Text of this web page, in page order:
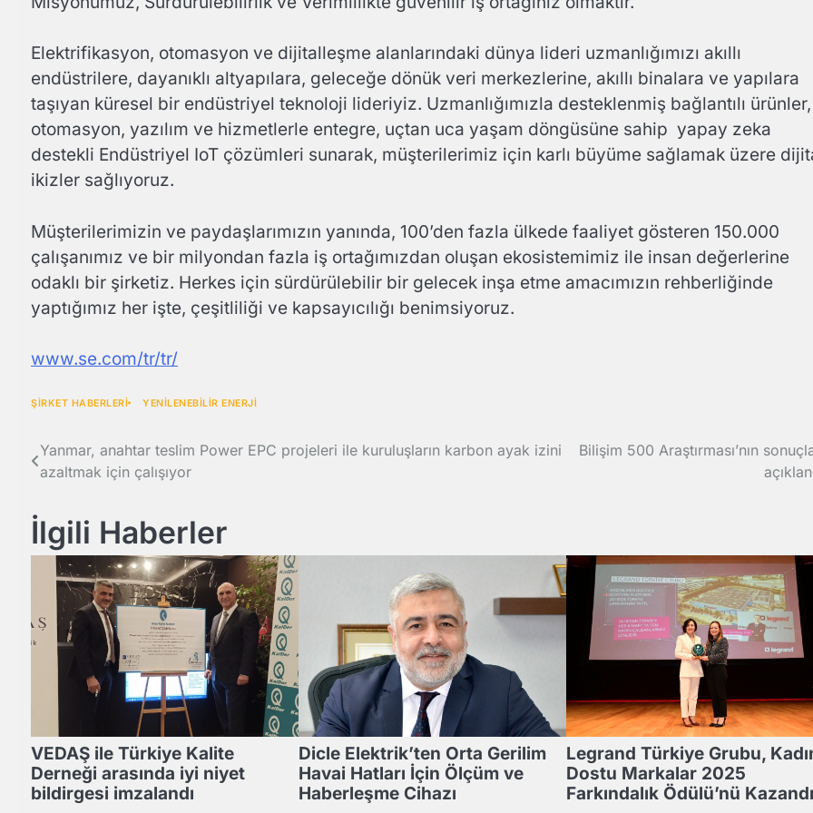
Elektrifikasyon, otomasyon ve dijitalleşme alanlarındaki dünya lideri uzmanlığımızı akıllı
endüstrilere, dayanıklı altyapılara, geleceğe dönük veri merkezlerine, akıllı binalara ve yapılara
taşıyan küresel bir endüstriyel teknoloji lideriyiz. Uzmanlığımızla desteklenmiş bağlantılı ürünler,
otomasyon, yazılım ve hizmetlerle entegre, uçtan uca yaşam döngüsüne sahip yapay zeka
destekli Endüstriyel IoT çözümleri sunarak, müşterilerimiz için karlı büyüme sağlamak üzere
ikizler sağlıyoruz.
Müşterilerimizin ve paydaşlarımızın yanında, 100’den fazla ülkede faaliyet gösteren 150.000
çalışanımız ve bir milyondan fazla iş ortağımızdan oluşan ekosistemimiz ile insan değerlerine
odaklı bir şirketiz. Herkes için sürdürülebilir bir gelecek inşa etme amacımızın rehberliğinde
yaptığımız her işte, çeşitliliği ve kapsayıcılığı benimsiyoruz.
www.se.com/tr/tr/
ŞİRKET HABERLERİ YENİLENEBİLİR ENERJİ
Yazı
gezinmesi
Yanmar, anahtar teslim Power EPC projeleri ile kuruluşların karbon ayak izini
azaltmak için çalışıyor
Bilişim 500 Araştırması’nın
İlgili Haberler
VEDAŞ ile Türkiye Kalite
Derneği arasında iyi niyet
bildirgesi imzalandı
Dicle Elektrik’ten Orta Gerilim
Havai Hatları İçin Ölçüm ve
Haberleşme Cihazı
Legrand Türkiye Grubu,
Dostu Markalar 2025
Farkındalık Ödülü’nü Kazandı